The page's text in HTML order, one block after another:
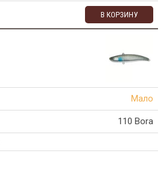
В КОРЗИНУ
Мало
110 Bora